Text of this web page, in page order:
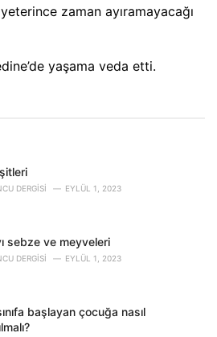
zaman ayıramayacağı
yaşama veda etti.
DERGISI EYLÜL 1, 2023
sebze ve meyveleri
DERGISI EYLÜL 1, 2023
başlayan çocuğa nasıl